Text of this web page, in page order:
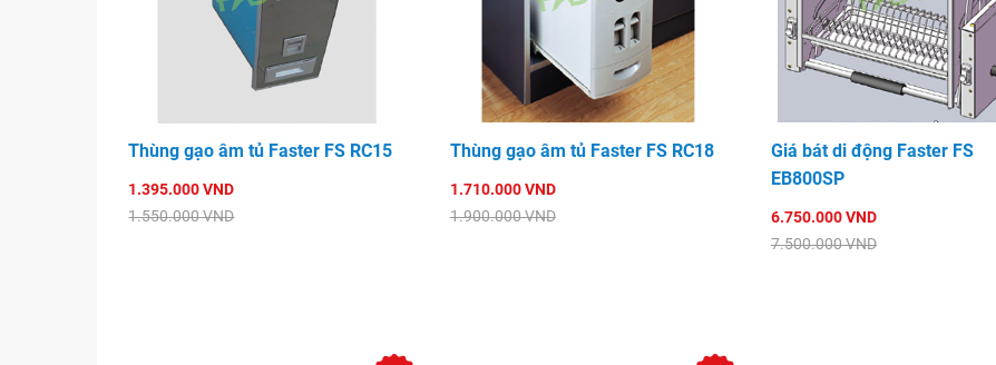
Thùng gạo âm tủ Faster FS RC15
1.395.000 VND
1.550.000 VND
Thùng gạo âm tủ Faster FS RC18
1.710.000 VND
1.900.000 VND
Giá bát di động Faster FS
EB800SP
6.750.000 VND
7.500.000 VND